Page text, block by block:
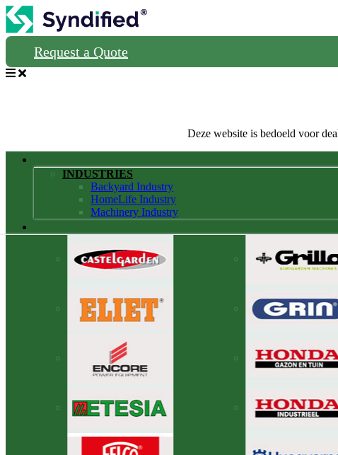
Request a Quote
Deze website is bedoeld voor
INDUSTRIES
Backyard Industry
HomeLife Industry
Machinery Industry